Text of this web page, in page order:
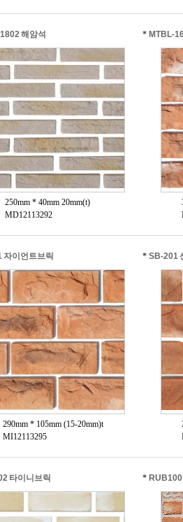
해암석
250mm * 40mm 20mm(t)
MD12113292
* MTBL-
자이언트브릭
290mm * 105mm (15-20mm)t
MI12113295
* SB-201
타이니브릭 *